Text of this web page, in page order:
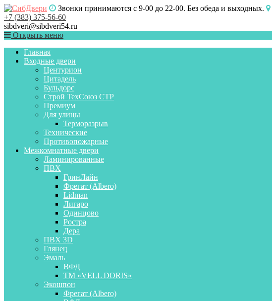
Звонки принимаются с 9-00 до 22-00. Без обеда и выходных.
+7 (383) 375-56-60
sibdveri@sibdveri54.ru
Открыть меню
Главная
Входные двери
Центурион
Цитадель
Бульдорс
Строй ТехСоюз СТР
Премиум
Для улицы
Терморазрыв
Технические
Противопожарные
Межкомнатные двери
Ламинированные
ПВХ
ГринЛайн
Фрегат (Albero)
Lidman
Лигаро
Одинцово
Ростра
Дера
ПВХ 3D
Глянец
Эмаль
ВФД
ТМ «VELL DORIS»
Экошпон
Фрегат (Albero)